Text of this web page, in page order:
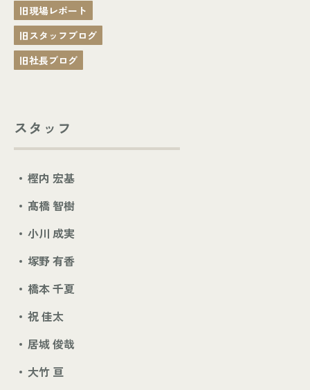
旧現場レポート
旧スタッフブログ
旧社長ブログ
スタッフ
樫内 宏基
髙橋 智樹
小川 成実
塚野 有香
橋本 千夏
祝 佳太
居城 俊哉
大竹 亘